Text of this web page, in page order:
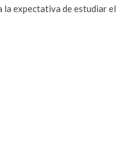
la expectativa de estudiar el